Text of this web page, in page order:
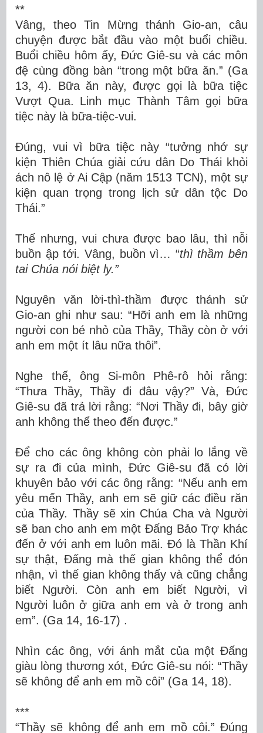
**
Vâng, theo Tin Mừng thánh Gio-an, câu
chuyện được bắt đầu vào một buổi chiều.
Buổi chiều hôm ấy, Đức Giê-su và các môn
đệ cùng đồng bàn “trong một bữa ăn.” (Ga
13, 4). Bữa ăn này, được gọi là bữa tiệc
Vượt Qua. Linh mục Thành Tâm gọi bữa
tiệc này là bữa-tiệc-vui.
Đúng, vui vì bữa tiệc này “tưởng nhớ sự
kiện Thiên Chúa giải cứu dân Do Thái khỏi
ách nô lệ ở Ai Cập (năm 1513 TCN), một sự
kiện quan trọng trong lịch sử dân tộc Do
Thái.”
Thế nhưng, vui chưa được bao lâu, thì nỗi
buồn ập tới. Vâng, buồn vì… “thì thầm bên
tai Chúa nói biệt ly.”
Nguyên văn lời-thì-thầm được thánh sử
Gio-an ghi như sau: “Hỡi anh em là những
người con bé nhỏ của Thầy, Thầy còn ở với
anh em một ít lâu nữa thôi”.
Nghe thế, ông Si-môn Phê-rô hỏi rằng:
“Thưa Thầy, Thầy đi đâu vậy?” Và, Đức
Giê-su đã trả lời rằng: “Nơi Thầy đi, bây giờ
anh không thể theo đến được.”
Để cho các ông không còn phải lo lắng về
sự ra đi của mình, Đức Giê-su đã có lời
khuyên bảo với các ông rằng: “Nếu anh em
yêu mến Thầy, anh em sẽ giữ các điều răn
của Thầy. Thầy sẽ xin Chúa Cha và Người
sẽ ban cho anh em một Đấng Bảo Trợ khác
đến ở với anh em luôn mãi. Đó là Thần Khí
sự thật, Đấng mà thế gian không thể đón
nhận, vì thế gian không thấy và cũng chẳng
biết Người. Còn anh em biết Người, vì
Người luôn ở giữa anh em và ở trong anh
em”. (Ga 14, 16-17) .
Nhìn các ông, với ánh mắt của một Đấng
giàu lòng thương xót, Đức Giê-su nói: “Thầy
sẽ không để anh em mồ côi” (Ga 14, 18).
***
“Thầy sẽ không để anh em mồ côi.” Đúng